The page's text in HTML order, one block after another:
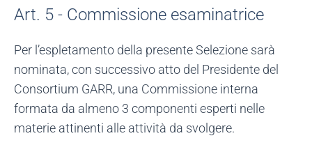
Art. 5 - Commissione esaminatrice
Per l’espletamento della presente Selezione sarà
nominata, con successivo atto del Presidente del
Consortium GARR, una Commissione interna
formata da almeno 3 componenti esperti nelle
materie attinenti alle attività da svolgere.